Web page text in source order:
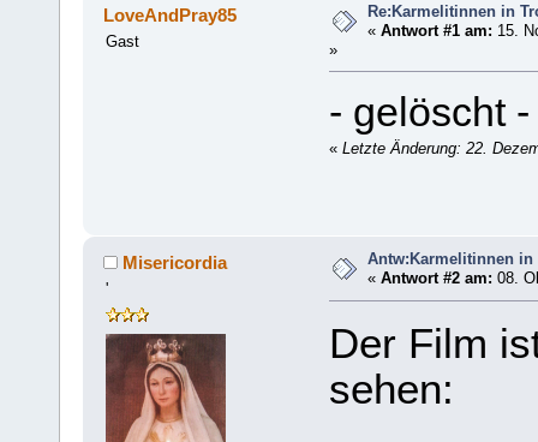
LoveAndPray85
Gast
Re:Karmelitinnen in
«Antwort #1 am: 15.
»
- gelöscht -
« Letzte Änderung: 22.
Misericordia
'
Antw:Karmelitinnen in
«Antwort #2 am: 08.
Der Film
sehen: